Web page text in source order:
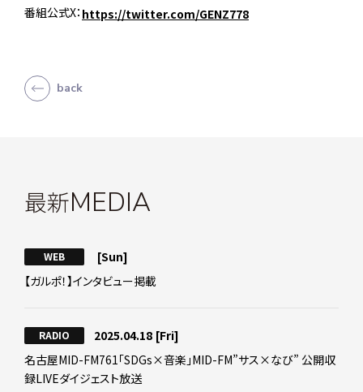
番組公式X： https://twitter.com/GENZ778
back
最新MEDIA
WEB
[Sun]
【ガルポ！】インタビュー掲載
RADIO 2025.04.18 [Fri]
名古屋MID-FM761「SDGs×音楽」MID-FM”サス×なび” 公開収
録LIVEダイジェスト放送